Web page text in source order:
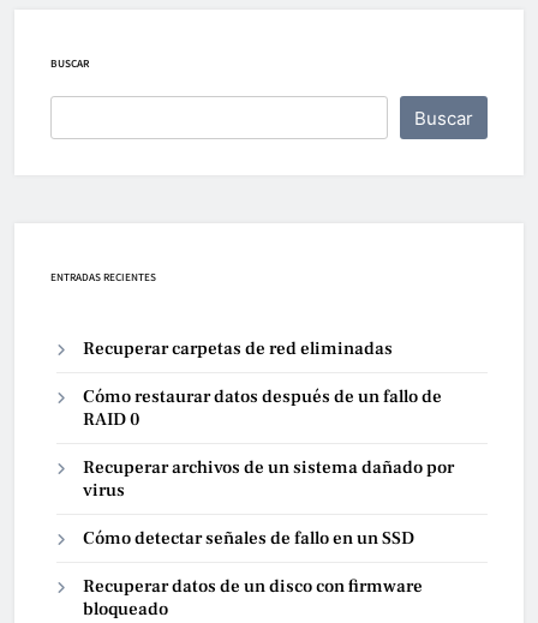
BUSCAR
Buscar
ENTRADAS RECIENTES
Recuperar carpetas de red eliminadas
Cómo restaurar datos después de un fallo de
RAID 0
Recuperar archivos de un sistema dañado por
virus
Cómo detectar señales de fallo en un SSD
Recuperar datos de un disco con firmware
bloqueado